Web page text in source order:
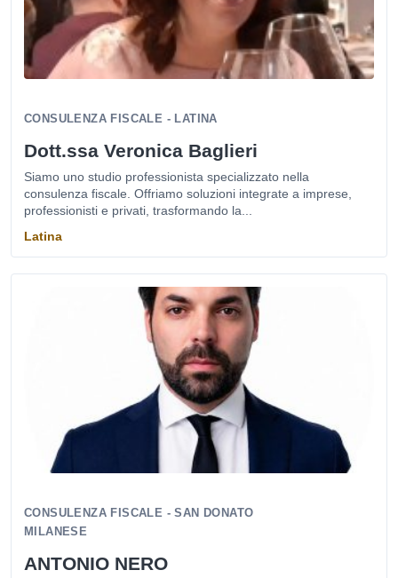
CONSULENZA FISCALE - LATINA
Dott.ssa Veronica Baglieri
Siamo uno studio professionista specializzato nella
consulenza fiscale. Offriamo soluzioni integrate a imprese,
professionisti e privati, trasformando la...
Latina
CONSULENZA FISCALE - SAN DONATO
MILANESE
ANTONIO NERO